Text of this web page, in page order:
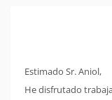
Estimado Sr. Aniol,
He disfrutado